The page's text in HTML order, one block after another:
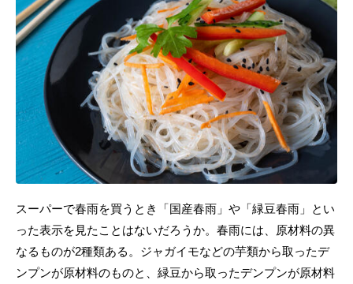
スーパーで春雨を買うとき「国産春雨」や「緑豆春雨」とい
った表示を見たことはないだろうか。春雨には、原材料の異
なるものが2種類ある。ジャガイモなどの芋類から取ったデ
ンプンが原材料のものと、緑豆から取ったデンプンが原材料